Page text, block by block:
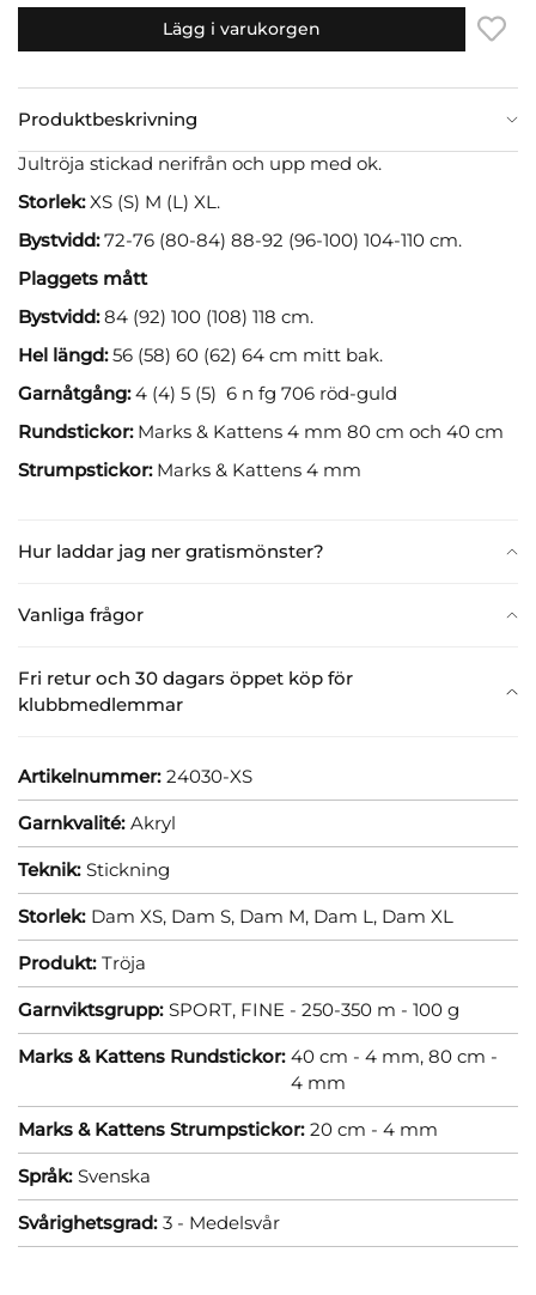
Lägg i varukorgen
Produktbeskrivning
Hur laddar jag ner gratismönster?
Vanliga frågor
Fri retur och 30 dagars öppet köp för
klubbmedlemmar
Jultröja stickad nerifrån och upp med ok.
Storlek:XS (S) M (L) XL.
Bystvidd:72-76 (80-84) 88-92 (96-100) 104-110 cm.
Plaggets mått
Bystvidd:84 (92) 100 (108) 118 cm.
Hel längd:56 (58) 60 (62) 64 cm mitt bak.
Garnåtgång:4 (4) 5 (5) 6 n fg 706 röd-guld
Rundstickor:Marks & Kattens 4 mm 80 cm och 40 cm
Strumpstickor:Marks & Kattens 4 mm
Artikelnummer: 24030-XS
Garnkvalité: Akryl
Teknik: Stickning
Storlek: Dam XS, Dam S, Dam M, Dam L, Dam XL
Produkt: Tröja
Garnviktsgrupp: SPORT, FINE - 250-350 m - 100 g
Marks & Kattens Rundstickor: 40 cm - 4 mm, 80 cm -
4 mm
Marks & Kattens Strumpstickor: 20 cm - 4 mm
Språk: Svenska
Svårighetsgrad: 3 - Medelsvår